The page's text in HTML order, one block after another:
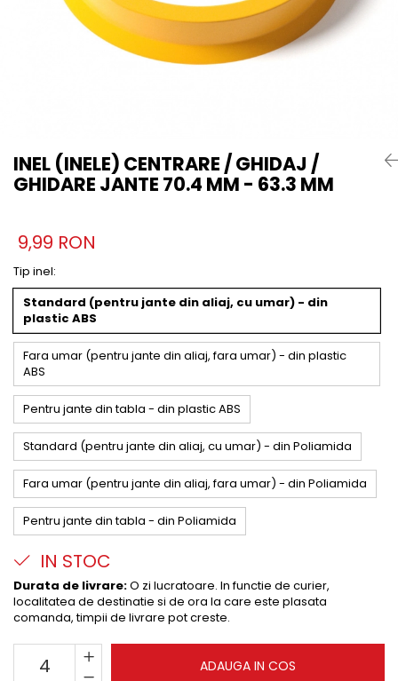
INEL (INELE) CENTRARE / GHIDAJ /
GHIDARE JANTE 70.4 MM - 63.3 MM
9,99 RON
Tip inel:
Standard (pentru jante din aliaj, cu umar) - din
plastic ABS
Fara umar (pentru jante din aliaj, fara umar) - din plastic
ABS
Pentru jante din tabla - din plastic ABS
Standard (pentru jante din aliaj, cu umar) - din Poliamida
Fara umar (pentru jante din aliaj, fara umar) - din Poliamida
Pentru jante din tabla - din Poliamida
IN STOC
Durata de livrare:O zi lucratoare. In functie de curier,
localitatea de destinatie si de ora la care este plasata
comanda, timpii de livrare pot creste.
ADAUGA IN COS